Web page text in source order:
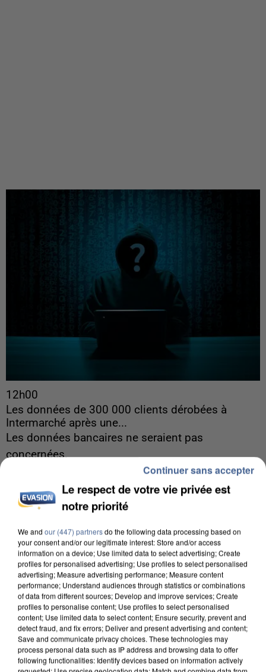
12h00
Les données de 300 000 clients dérobées à
Intermarché après une...
Les données bancaires ne seraient pas
concernées.
Le respect de votre vie privée est
notre priorité
We and our (447) partnersdo the following data processing based on
your consent and/or our legitimate interest: Store and/or access
information on a device; Use limited data to select advertising; Create
profiles for personalised advertising; Use profiles to select personalised
advertising; Measure advertising performance; Measure content
performance; Understand audiences through statistics or combinations
of data from different sources; Develop and improve services; Create
profiles to personalise content; Use profiles to select personalised
content; Use limited data to select content; Ensure security, prevent and
detect fraud, and fix errors; Deliver and present advertising and content;
Save and communicate privacy choices. These technologies may
process personal data such as IP address and browsing data to offer
following functionalities: Identify devices based on information actively
Continuer sans accepter